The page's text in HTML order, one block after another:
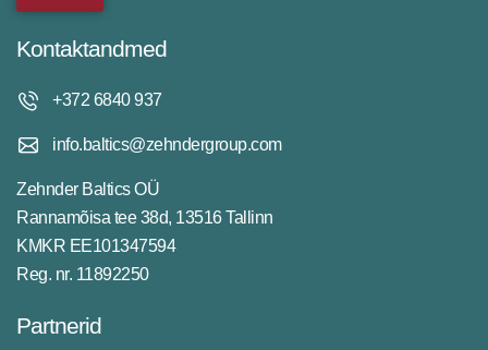
Kontaktandmed
+372 6840 937
info.baltics@zehndergroup.com
Zehnder Baltics OÜ
Rannamõisa tee 38d, 13516 Tallinn
KMKR EE101347594
Reg. nr. 11892250
Partnerid